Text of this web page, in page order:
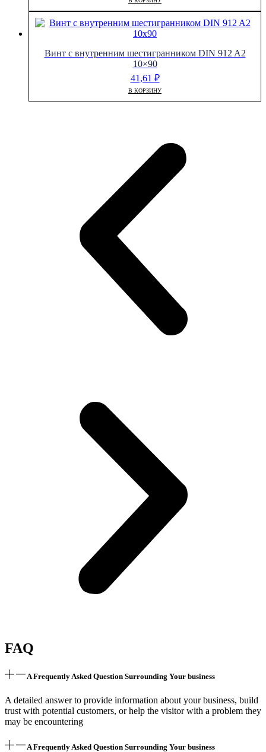
Винт с внутренним шестигранником DIN 912 A2
10×90
41,61 ₽
В КОРЗИНУ
FAQ
A Frequently Asked Question Surrounding Your business
A detailed answer to provide information about your business, build
trust with potential customers, or help the visitor with a problem they
may be encountering
A Frequently Asked Question Surrounding Your business